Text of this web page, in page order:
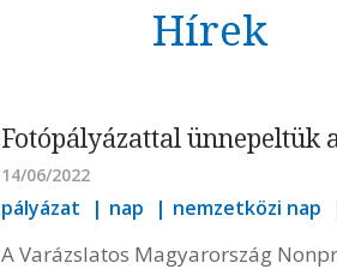
Hírek
Fotópályázattal ünnepeltük
14/06/2022
pályázat nap nemzetközi nap
A Varázslatos Magyarország